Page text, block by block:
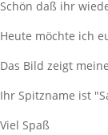
Schön daß ihr
Heute möchte ich
Das Bild zeigt
Ihr Spitzname ist
Viel Spaß